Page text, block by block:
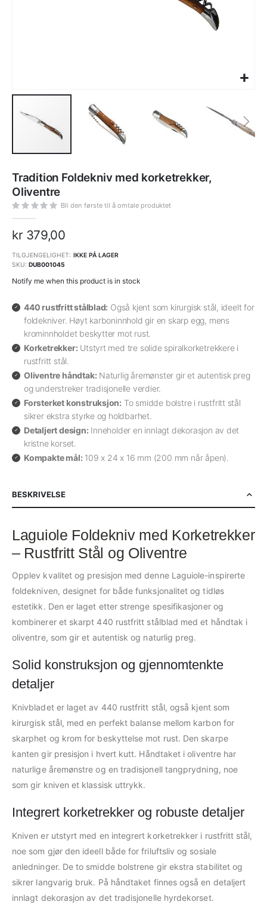
begynnelsen
av
bildegalleri
Tradition Foldekniv med korketrekker,
Oliventre
Bli den første til å omtale produktet
kr 379,00
TILGJENGELIGHET: IKKE PÅ LAGER
SKU DUB001045
Notify me when this product is in stock
440 rustfritt stålblad: Også kjent som kirurgisk stål, ideelt for
foldekniver. Høyt karboninnhold gir en skarp egg, mens
krominnholdet beskytter mot rust.
Korketrekker: Utstyrt med tre solide spiralkorketrekkere i
rustfritt stål.
Oliventre håndtak: Naturlig åremønster gir et autentisk preg
og understreker tradisjonelle verdier.
Forsterket konstruksjon: To smidde bolstre i rustfritt stål
sikrer ekstra styrke og holdbarhet.
Detaljert design: Inneholder en innlagt dekorasjon av det
kristne korset.
Kompakte mål: 109 x 24 x 16 mm (200 mm når åpen).
BESKRIVELSE
Laguiole Foldekniv med Korketrekker
– Rustfritt Stål og Oliventre
Opplev kvalitet og presisjon med denne Laguiole-inspirerte
foldekniven, designet for både funksjonalitet og tidløs
estetikk. Den er laget etter strenge spesifikasjoner og
kombinerer et skarpt 440 rustfritt stålblad med et håndtak i
oliventre, som gir et autentisk og naturlig preg.
Solid konstruksjon og gjennomtenkte
detaljer
Knivbladet er laget av 440 rustfritt stål, også kjent som
kirurgisk stål, med en perfekt balanse mellom karbon for
skarphet og krom for beskyttelse mot rust. Den skarpe
kanten gir presisjon i hvert kutt. Håndtaket i oliventre har
naturlige åremønstre og en tradisjonell tangprydning, noe
som gir kniven et klassisk uttrykk.
Integrert korketrekker og robuste detaljer
Kniven er utstyrt med en integrert korketrekker i rustfritt stål,
noe som gjør den ideell både for friluftsliv og sosiale
anledninger. De to smidde bolstrene gir ekstra stabilitet og
sikrer langvarig bruk. På håndtaket finnes også en detaljert
innlagt dekorasjon av det tradisjonelle hyrdekorset.